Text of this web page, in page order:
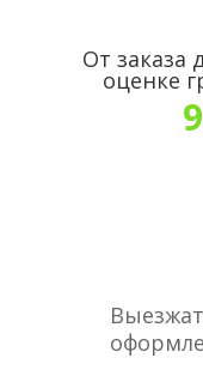
От заказа
оценке